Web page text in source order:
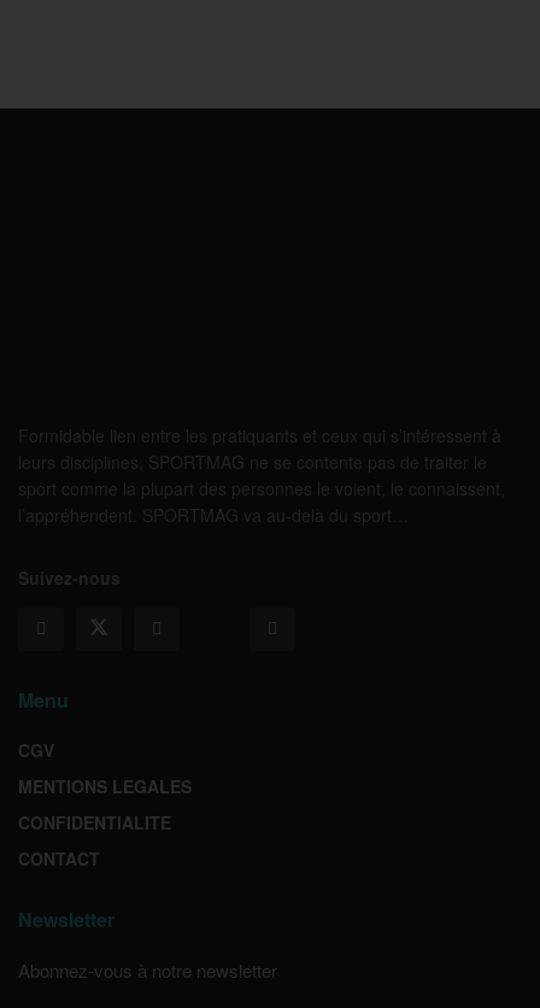
Formidable lien entre les pratiquants et ceux qui s’intéressent à
leurs disciplines, SPORTMAG ne se contente pas de traiter le
sport comme la plupart des personnes le voient, le connaissent,
l’appréhendent. SPORTMAG va au-delà du sport…
Suivez-nous
Menu
CGV
MENTIONS LEGALES
CONFIDENTIALITE
CONTACT
Newsletter
Abonnez-vous à notre newsletter